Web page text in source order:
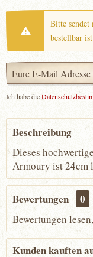
Bitte
bestellbar ist
Ich habe die
Beschreibung
Dieses
Armoury ist 24cm
Bewertungen 0
Bewertungen
Kunden kauften